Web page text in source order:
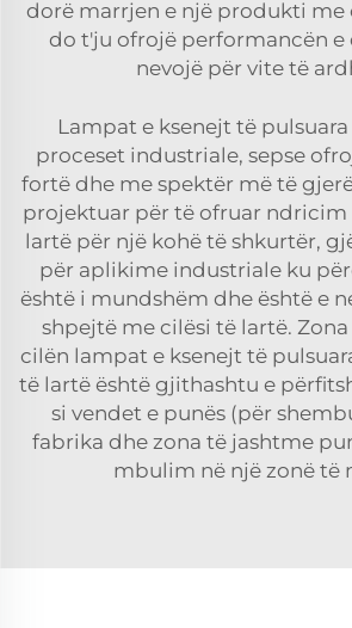
dorë marrjen e një produkti me
do t'ju ofrojë performancën e
nevojë për vite të
Lampat e ksenejt të
proceset industriale, sepse
fortë dhe me spektër më të
projektuar për të ofruar
lartë për një kohë të shkurtër,
për aplikime industriale ku
është i mundshëm dhe është e
shpejtë me cilësi të lartë.
cilën lampat e ksenejt të
të lartë është gjithashtu e
si vendet e punës (për
fabrika dhe zona të jashtme
mbulim në një zonë të